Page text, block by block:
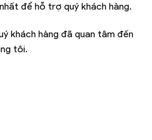
để hỗ trợ quý khách hàng.
khách hàng đã quan tâm đến
tôi.